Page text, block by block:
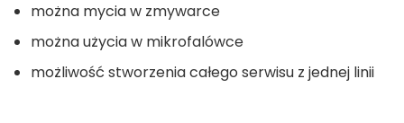
można mycia w zmywarce
można użycia w mikrofalówce
możliwość stworzenia całego serwisu z jednej linii